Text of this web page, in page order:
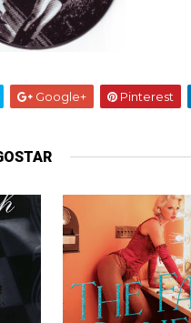
Google+ Pinterest